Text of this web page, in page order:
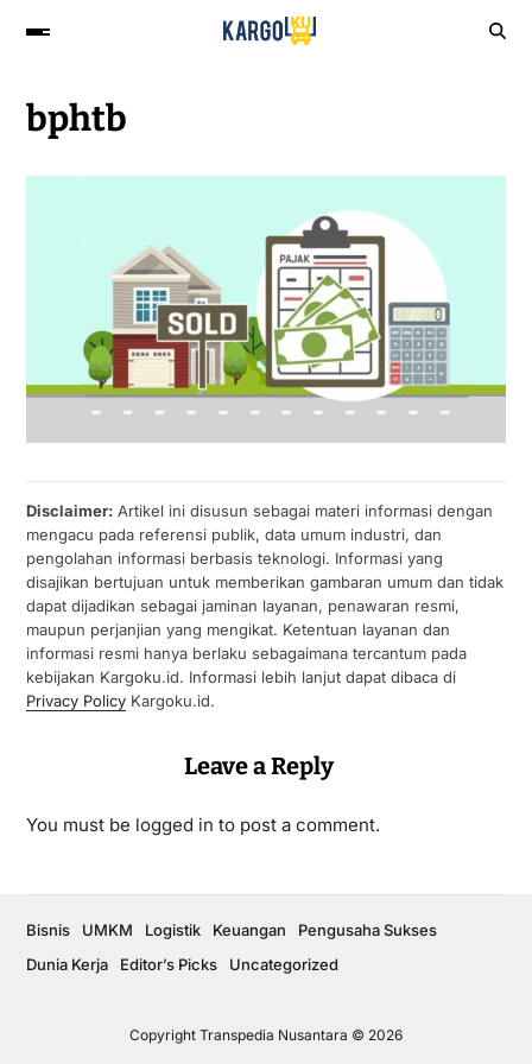
bphtb
Disclaimer:Artikel ini disusun sebagai materi informasi dengan
mengacu pada referensi publik, data umum industri, dan
pengolahan informasi berbasis teknologi. Informasi yang
disajikan bertujuan untuk memberikan gambaran umum dan tidak
dapat dijadikan sebagai jaminan layanan, penawaran resmi,
maupun perjanjian yang mengikat. Ketentuan layanan dan
informasi resmi hanya berlaku sebagaimana tercantum pada
kebijakan Kargoku.id. Informasi lebih lanjut dapat dibaca di
Privacy PolicyKargoku.id.
Leave a Reply
You must be logged in to post a comment.
Copyright Transpedia Nusantara © 2026
Bisnis UMKM Logistik Keuangan
Pengusaha Sukses
Dunia Kerja
Editor’s Picks Uncategorized